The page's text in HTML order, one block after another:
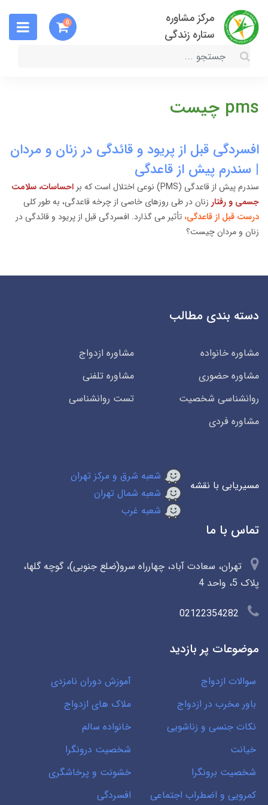
مرکز مشاوره
ستاره زندگی
0
pms چیست
افسردگی قبل از پریود و قائدگی در زنان و مردان
| سندرم پیش از قاعدگی
سندرم پیش از قاعدگی (PMS) نوعی اختلال است که بر
احساسات، سلامت
جسمی و رفتار زنان در طی روزهای خاصی از چرخه قاعدگی، به طور کلی
درست قبل از قاعدگی، تأثیر می گذارد. افسردگی قبل از پریود و قائدگی در
زنان و مردان چیست؟
دسته بندی مطالب
مشاوره خانواده
مشاوره ازدواج
مشاوره حضوری
مشاوره تلفنی
روانشناسی شخصیت
تست روانشناسی
مشاوره فردی
مسیریابی با نقشه
شعبه شرق و مرکز تهران
شعبه شمال تهران
شعبه غرب
تماس با ما
تهران، سعادت آباد، چهارراه سرو(ضلع جنوبی)، گوچه گلها،
پلاک 5، واحد 4
02122354282
موضوعات پر بازدید
سوالات ازدواج
آموزش دوران نامزدی
باور مخرب در ازدواج
ملاک های ازدواج
نکات جنسی و زناشویی
خانواده سالم
خیانت
شخصیت درونگرا
شخصیت برونگرا
خشونت و پرخاشگری
کمرویی و اضطراب اجتماعی
افسردگی